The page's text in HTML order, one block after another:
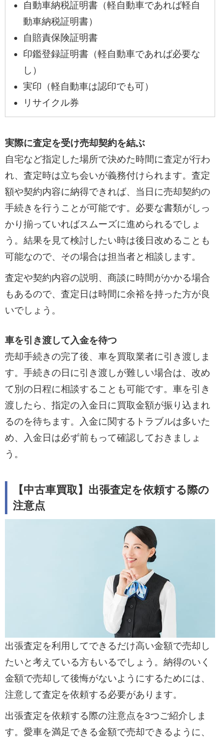
自動車納税証明書（軽自動車であれば軽自
動車納税証明書）
自賠責保険証明書
印鑑登録証明書（軽自動車であれば必要な
し）
実印（軽自動車は認印でも可）
リサイクル券
実際に査定を受け売却契約を結ぶ
自宅など指定した場所で決めた時間に査定が行わ
れ、査定時は立ち会いが義務付けられます。査定
額や契約内容に納得できれば、当日に売却契約の
手続きを行うことが可能です。必要な書類がしっ
かり揃っていればスムーズに進められるでしょ
う。結果を見て検討したい時は後日改めることも
可能なので、その場合は担当者と相談します。
査定や契約内容の説明、商談に時間がかかる場合
もあるので、査定日は時間に余裕を持った方が良
いでしょう。
車を引き渡して入金を待つ
売却手続きの完了後、車を買取業者に引き渡しま
す。手続きの日に引き渡しが難しい場合は、改め
て別の日程に相談することも可能です。車を引き
渡したら、指定の入金日に買取金額が振り込まれ
るのを待ちます。入金に関するトラブルは多いた
め、入金日は必ず前もって確認しておきましょ
う。
【中古車買取】出張査定を依頼する際の
注意点
出張査定を利用してできるだけ高い金額で売却し
たいと考えている方もいるでしょう。納得のいく
金額で売却して後悔がないようにするためには、
注意して査定を依頼する必要があります。
出張査定を依頼する際の注意点を3つご紹介しま
す。愛車を満足できる金額で売却できるように、